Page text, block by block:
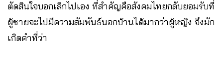
ตัดสินใจบอกเลิกไปเอง ที่สำคัญคือสังคมไทยกลับยอมรับที่
ผู้ชายจะไปมีความสัมพันธ์นอกบ้านได้มากว่าผู้หญิง จึงมัก
เกิดคำที่ว่า